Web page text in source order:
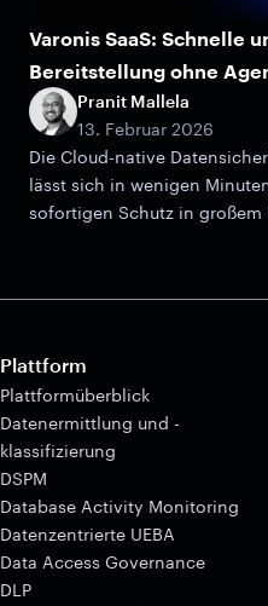
Varonis SaaS: Schnelle
Bereitstellung ohne
Pranit Mallela
13. Februar 2026
Die Cloud-native
lässt sich in wenigen
sofortigen Schutz in großem
Plattform
Plattformüberblick
Datenermittlung und -
klassifizierung
DSPM
Database Activity Monitoring
Datenzentrierte UEBA
Data Access Governance
DLP